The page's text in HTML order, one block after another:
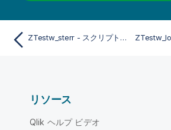
ZTestw_sterr - スクリプトおよびチャート関数
リソース
Qlik ヘルプ ビデオ